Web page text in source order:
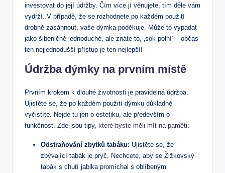
investovat do její údržby. Čím více jí věnujete, tím déle vám
vydrží. V případě, že se rozhodnete po každém použití
drobně zasáhnout, vaše dýmka poděkuje. Může to vypadat
jako šibeničně jednoduché, ale znáte to, ‚sok polní‘ – občas
ten nejjednodušší přístup je ten nejlepší!
Údržba dýmky na prvním místě
Prvním krokem k dlouhé životnosti je pravidelná údržba.
Ujistěte se, že po každém použití dýmku důkladně
vyčistíte. Nejde tu jen o estetiku, ale především o
funkčnost. Zde jsou tipy, které byste měli mít na paměti:
Odstraňování zbytků tabáku: Ujistěte se, že
zbývající tabák je pryč. Nechcete, aby se Žižkovský
tabák s chutí jablka promíchal s oblíbeným